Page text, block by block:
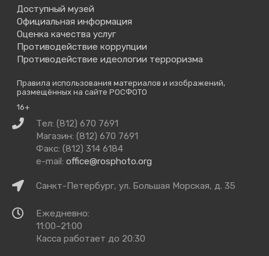
Доступный музей
Официальная информация
Оценка качества услуг
Противодействие коррупции
Противодействие идеологии терроризма
Правила использования материалов и изображений,
размещённых на сайте РОСФОТО
16+
Связаться
нами
Тел: (812) 670 7691
Магазин: (812) 670 7691
Факс: (812) 314 6184
e-mail: office@rosphoto.org
КакСанкт-Петербург, ул. Большая Морская, д. 35
Время
работы
Ежедневно:
11:00–21:00
Касса работает до 20:30